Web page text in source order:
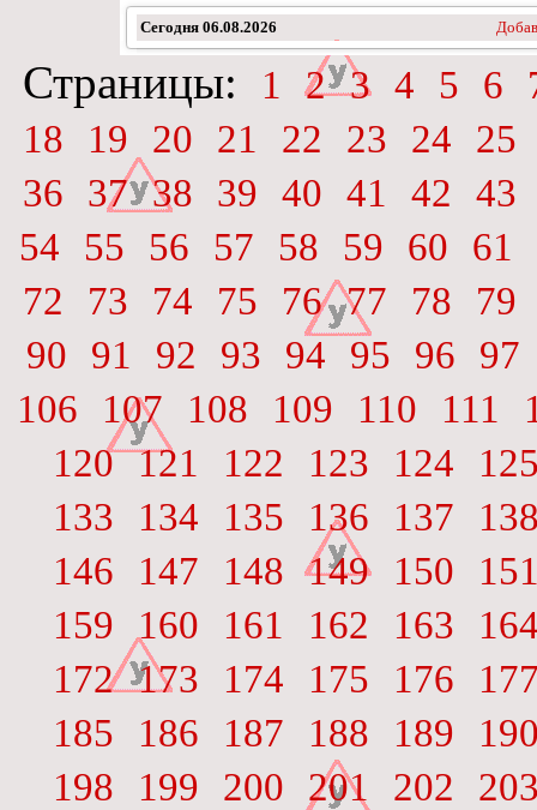
Сегодня 06.08.2026
Страницы: 1 2 3 4 5 6
18
19 20 21 22 23 24
25
36
37 38 39 40 41 42
43
54
55 56 57 58 59 60
61
72
73 74 75 76 77 78
79
90
91 92 93 94 95 96
97
106
107 108 109 110 111
120 121 122 123 124
133
134 135 136 137
146
147 148 149 150
159
160 161 162 163
172 173 174 175 176
185
186 187 188 189
198
199 200 201 202